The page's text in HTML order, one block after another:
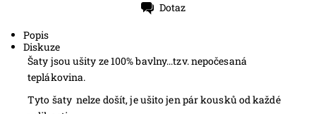
Dotaz
Popis
Diskuze
Šaty jsou ušity ze 100% bavlny...tzv. nepočesaná
teplákovina.
Tyto šaty nelze došít, je ušito jen pár kousků od každé